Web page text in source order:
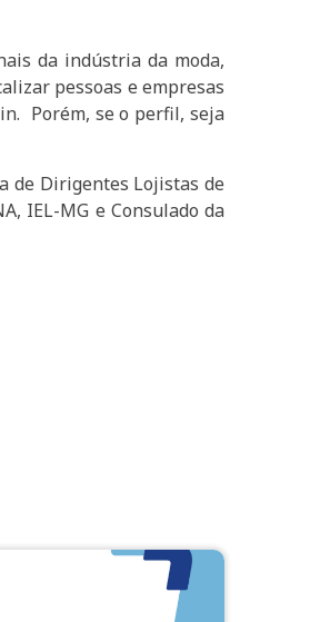
da indústria da moda,
pessoas e empresas
Porém, se o perfil, seja
de Dirigentes Lojistas de
IEL-MG e Consulado da